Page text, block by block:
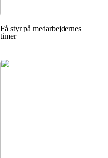
Få styr på medarbejdernes
timer